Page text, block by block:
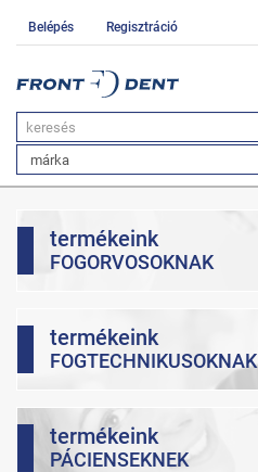
Belépés Regisztráció
termékeink
FOGORVOSOKNAK
termékeink
FOGTECHNIKUSOKNAK
termékeink
PÁCIENSEKNEK